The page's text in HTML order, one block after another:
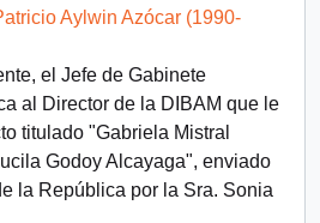
Aylwin Azócar (1990-
el Jefe de Gabinete
al Director de la DIBAM que le
titulado "Gabriela Mistral
Godoy Alcayaga", enviado
la República por la Sra. Sonia